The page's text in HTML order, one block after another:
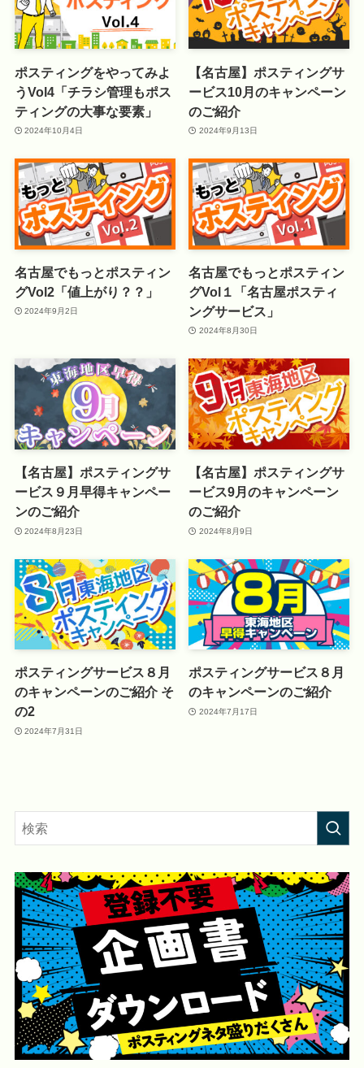
ポスティングをやってみよ
うVol4「チラシ管理もポス
ティングの大事な要素」
2024年10月4日
【名古屋】ポスティングサ
ービス10月のキャンペーン
のご紹介
2024年9月13日
名古屋でもっとポスティン
グVol2「値上がり？？」
2024年9月2日
名古屋でもっとポスティン
グVol１「名古屋ポスティ
ングサービス」
2024年8月30日
【名古屋】ポスティングサ
ービス９月早得キャンペー
ンのご紹介
2024年8月23日
【名古屋】ポスティングサ
ービス9月のキャンペーン
のご紹介
2024年8月9日
ポスティングサービス８月
のキャンペーンのご紹介 そ
の2
2024年7月31日
ポスティングサービス８月
のキャンペーンのご紹介
2024年7月17日